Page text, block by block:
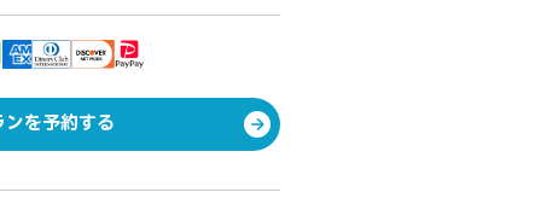
ンを予約する